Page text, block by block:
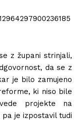
z župani strinjali,
da se z
je bilo zamujeno
ki niso bile
projekte na
je izpostavil tudi